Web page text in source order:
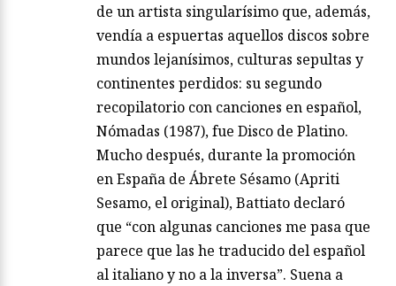
de un artista singularísimo que, además,
vendía a espuertas aquellos discos sobre
mundos lejanísimos, culturas sepultas y
continentes perdidos: su segundo
recopilatorio con canciones en español,
Nómadas (1987), fue Disco de Platino.
Mucho después, durante la promoción
en España de Ábrete Sésamo (Apriti
Sesamo, el original), Battiato declaró
que “con algunas canciones me pasa que
parece que las he traducido del español
al italiano y no a la inversa”. Suena a